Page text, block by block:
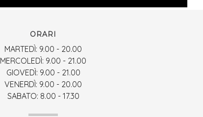
ORARI
MARTEDÌ: 9.00 - 20.00
MERCOLEDÌ: 9.00 - 21.00
GIOVEDÌ: 9.00 - 21.00
VENERDÌ: 9.00 - 20.00
SABATO: 8.00 - 17.30